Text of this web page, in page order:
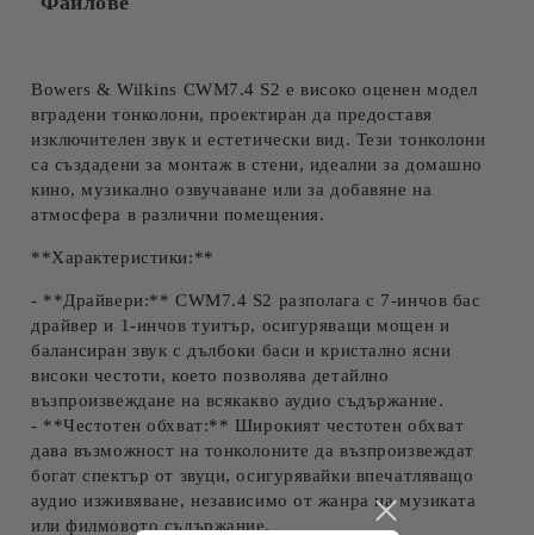
Bowers & Wilkins CWM7.4 S2 е високо оценен модел
вградени тонколони, проектиран да предоставя
изключителен звук и естетически вид. Тези тонколони
са създадени за монтаж в стени, идеални за домашно
кино, музикално озвучаване или за добавяне на
атмосфера в различни помещения.
**Характеристики:**
- **Драйвери:** CWM7.4 S2 разполага с 7-инчов бас
драйвер и 1-инчов туитър, осигуряващи мощен и
балансиран звук с дълбоки баси и кристално ясни
високи честоти, което позволява детайлно
възпроизвеждане на всякакво аудио съдържание.
- **Честотен обхват:** Широкият честотен обхват
дава възможност на тонколоните да възпроизвеждат
богат спектър от звуци, осигурявайки впечатляващо
аудио изживяване, независимо от жанра на музиката
или филмовото съдържание.